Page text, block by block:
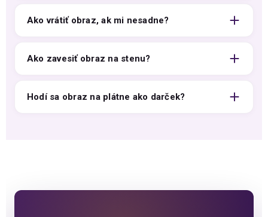
Ako vrátiť obraz, ak mi nesadne?
Ako zavesiť obraz na stenu?
Hodí sa obraz na plátne ako darček?